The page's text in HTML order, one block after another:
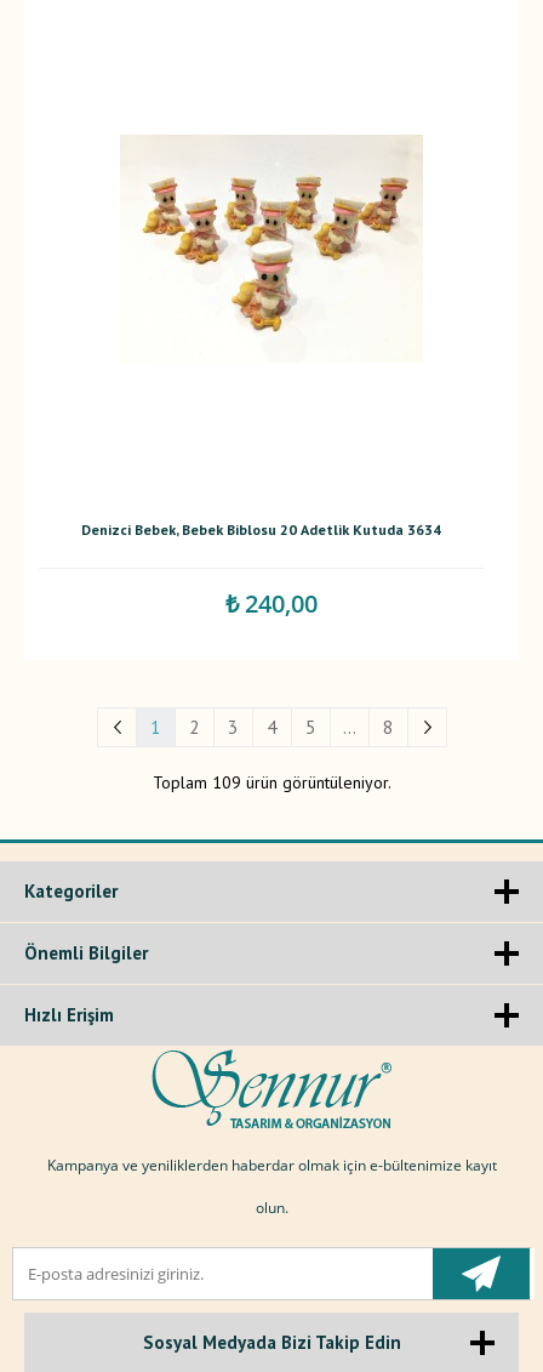
Denizci Bebek, Bebek Biblosu 20 Adetlik Kutuda 3634
₺ 240,00
1 2 3 4 5 ... 8
Toplam 109 ürün görüntüleniyor.
Kategoriler
Önemli Bilgiler
Hızlı Erişim
Kampanya ve yeniliklerden haberdar olmak için e-bültenimize kayıt
olun.
Sosyal Medyada Bizi Takip Edin